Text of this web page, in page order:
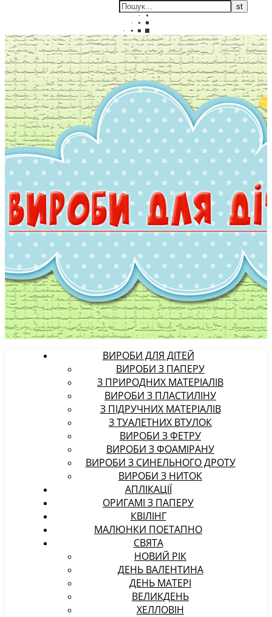
ВИРОБИ ДЛЯ ДІТЕЙ
ВИРОБИ З ПАПЕРУ
З ПРИРОДНИХ МАТЕРІАЛІВ
ВИРОБИ З ПЛАСТИЛІНУ
З ПІДРУЧНИХ МАТЕРІАЛІВ
З ТУАЛЕТНИХ ВТУЛОК
ВИРОБИ З ФЕТРУ
ВИРОБИ З ФОАМІРАНУ
ВИРОБИ З СИНЕЛЬНОГО ДРОТУ
ВИРОБИ З НИТОК
АПЛІКАЦІЇ
ОРИГАМІ З ПАПЕРУ
КВІЛІНГ
МАЛЮНКИ ПОЕТАПНО
СВЯТА
НОВИЙ РІК
ДЕНЬ ВАЛЕНТИНА
ДЕНЬ МАТЕРІ
ВЕЛИКДЕНЬ
ХЕЛЛОВІН